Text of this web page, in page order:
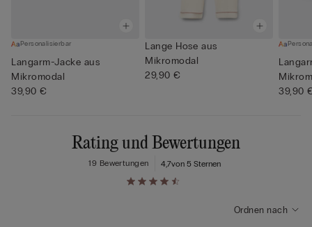
Personalisierbar
Langarm-Jacke aus
Mikromodal
39,90 €
Lange Hose aus
Mikromodal
29,90 €
39,90
Rating und Bewertungen
4,7von 5 Sternen
19 Bewertungen
Ordnen nach